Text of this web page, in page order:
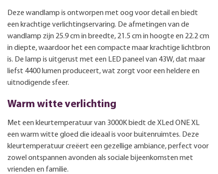
Deze wandlamp is ontworpen met oog voor detail en biedt
een krachtige verlichtingservaring. De afmetingen van de
wandlamp zijn 25.9 cm in breedte, 21.5 cm in hoogte en 22.2 cm
in diepte, waardoor het een compacte maar krachtige lichtbron
is. De lamp is uitgerust met een LED paneel van 43W, dat maar
liefst 4400 lumen produceert, wat zorgt voor een heldere en
uitnodigende sfeer.
Warm witte verlichting
Met een kleurtemperatuur van 3000K biedt de XLed ONE XL
een warm witte gloed die ideaal is voor buitenruimtes. Deze
kleurtemperatuur creëert een gezellige ambiance, perfect voor
zowel ontspannen avonden als sociale bijeenkomsten met
vrienden en familie.